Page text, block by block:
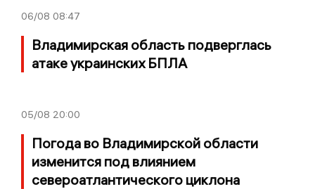
06/08 08:47
Владимирская область подверглась
атаке украинских БПЛА
05/08 20:00
Погода во Владимирской области
изменится под влиянием
североатлантического циклона